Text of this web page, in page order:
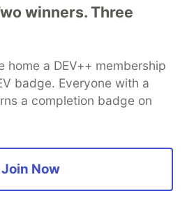
winners. Three
home a DEV++ membership
badge. Everyone with a
a completion badge on
Join Now